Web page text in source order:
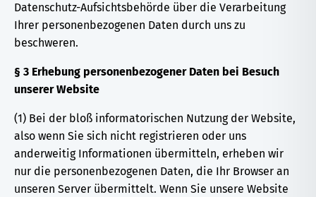
Datenschutz-Aufsichtsbehörde über die Verarbeitung
Ihrer personenbezogenen Daten durch uns zu
beschweren.
§ 3 Erhebung personenbezogener Daten bei Besuch
unserer Website
(1) Bei der bloß informatorischen Nutzung der Website,
also wenn Sie sich nicht registrieren oder uns
anderweitig Informationen übermitteln, erheben wir
nur die personenbezogenen Daten, die Ihr Browser an
unseren Server übermittelt. Wenn Sie unsere Website